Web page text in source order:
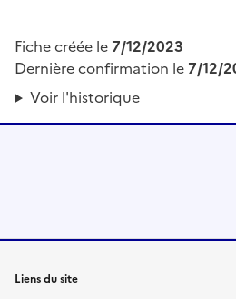
Fiche créée le 7/12/2023
Dernière confirmation le 7/12/
Voir l'historique
Liens du site